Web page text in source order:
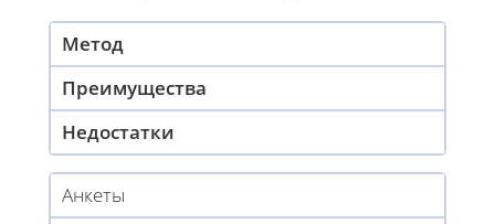
Метод
Преимущества
Недостатки
Анкеты